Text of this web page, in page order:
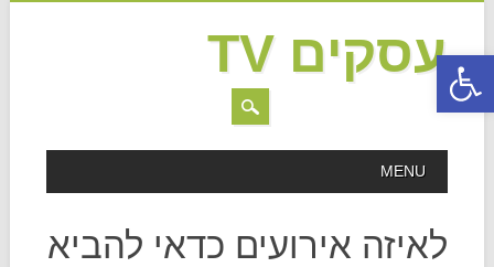
פתח סרגל נגישות
עסקים TV
MAIN MENU
MENU
לאיזה אירועים כדאי להביא